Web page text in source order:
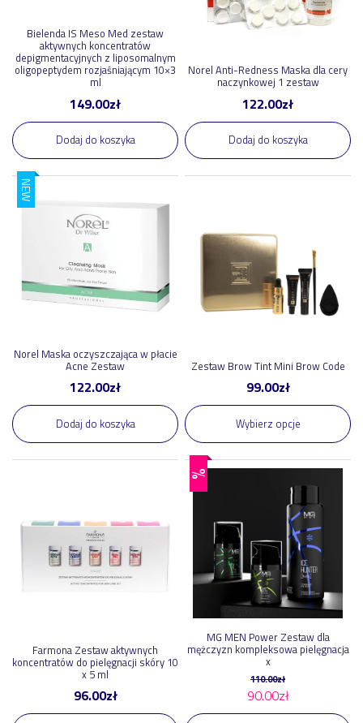
Bielenda IS Meso Med zestaw
aktywnych koncentratów
depigmentacyjnych z liposomalnym
oligopeptydem rozjaśniającym 10×3
ml
149.00zł
Dodaj do koszyka
Norel Anti-Redness Maska dla cery
naczynkowej 1 zestaw
122.00zł
Dodaj do koszyka
NEW
Norel Maska oczyszczająca w płacie
Acne Zestaw
122.00zł
Dodaj do koszyka
Zestaw Brow Tint Mini Brow Code
99.00zł
Wybierz opcje
Farmona Zestaw aktywnych
koncentratów do pielęgnacji skóry 10
x 5 ml
96.00zł
%
MG MEN Power Zestaw dla
mężczyzn kompleksowa pielęgnacja
x
110.00zł
90.00zł